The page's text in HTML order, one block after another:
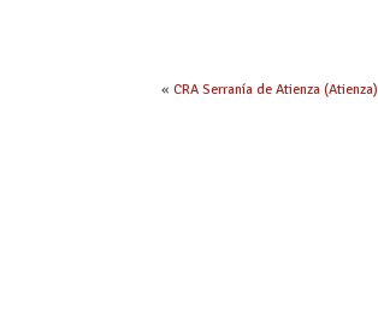
«CRA Serranía de Atienza (Atienza)